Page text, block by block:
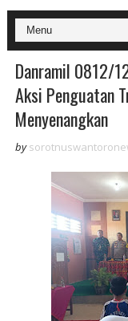
Danramil 0812/
Aksi Penguatan
Menyenangkan
by